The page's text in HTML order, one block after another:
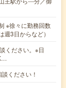
※徐々に勤務回数
3日からなど）
ください。※日
ください！